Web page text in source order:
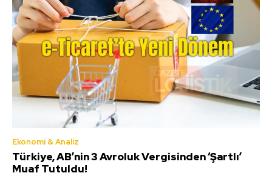
Ekonomi & Analiz
Türkiye, AB’nin 3 Avroluk Vergisinden ‘Şartlı’
Muaf Tutuldu!